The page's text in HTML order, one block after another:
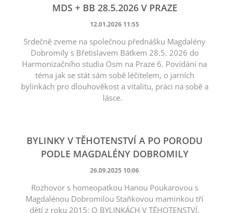
MDS + BB 28.5.2026 V PRAZE
12.01.2026 11:55
Srdečně zveme na společnou přednášku Magdalény
Dobromily s Břetislavem Báťkem 28.5. 2026 do
Harmonizačního studia Osm na Praze 6. Povídání na
téma jak se stát sám sobě léčitelem, o jarních
bylinkách pro dlouhověkost a vitalitu, práci na sobě a
lásce.
BYLINKY V TĚHOTENSTVÍ A PO PORODU
PODLE MAGDALÉNY DOBROMILY
26.09.2025 10:06
Rozhovor s homeopatkou Hanou Poukarovou s
Magdalénou Dobromilou Staňkovou maminkou tří
dětí z roku 2015: O BYLINKÁCH V TĚHOTENSTVÍ,